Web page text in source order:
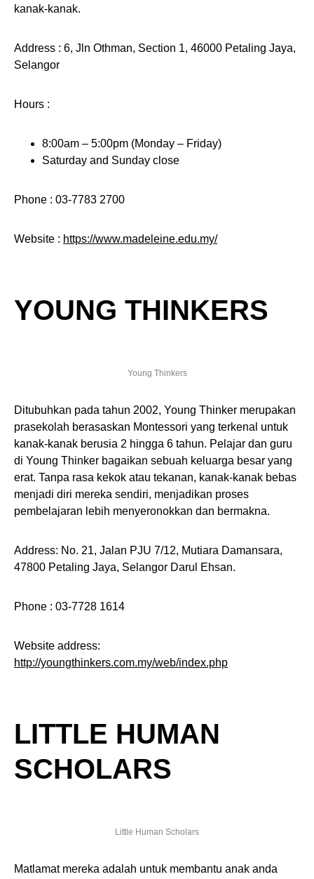
kanak-kanak.
Address : 6, Jln Othman, Section 1, 46000 Petaling Jaya,
Selangor
Hours :
8:00am – 5:00pm (Monday – Friday)
Saturday and Sunday close
Phone : 03-7783 2700
Website : https://www.madeleine.edu.my/
YOUNG THINKERS
Young Thinkers
Ditubuhkan pada tahun 2002, Young Thinker merupakan
prasekolah berasaskan Montessori yang terkenal untuk
kanak-kanak berusia 2 hingga 6 tahun. Pelajar dan guru
di Young Thinker bagaikan sebuah keluarga besar yang
erat. Tanpa rasa kekok atau tekanan, kanak-kanak bebas
menjadi diri mereka sendiri, menjadikan proses
pembelajaran lebih menyeronokkan dan bermakna.
Address: No. 21, Jalan PJU 7/12, Mutiara Damansara,
47800 Petaling Jaya, Selangor Darul Ehsan.
Phone : 03-7728 1614
Website address:
http://youngthinkers.com.my/web/index.php
LITTLE HUMAN
SCHOLARS
Little Human Scholars
Matlamat mereka adalah untuk membantu anak anda